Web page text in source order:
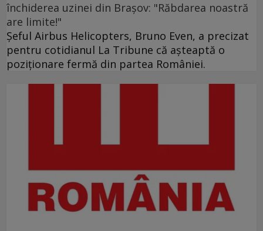
închiderea uzinei din Brașov: "Răbdarea noastră
are limite!"
Șeful Airbus Helicopters, Bruno Even, a precizat
pentru cotidianul La Tribune că aşteaptă o
poziţionare fermă din partea României.